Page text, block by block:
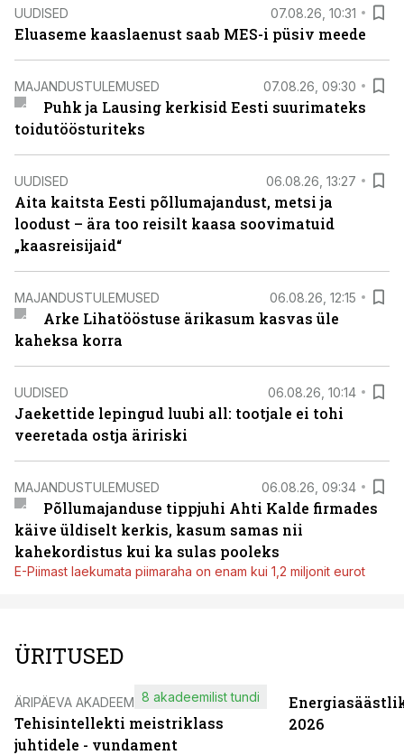
UUDISED 07.08.26, 10:31
Eluaseme kaaslaenust saab MES-i püsiv meede
MAJANDUSTULEMUSED 07.08.26, 09:30
Puhk ja Lausing kerkisid Eesti suurimateks
toidutöösturiteks
UUDISED 06.08.26, 13:27
Aita kaitsta Eesti põllumajandust, metsi ja
loodust – ära too reisilt kaasa soovimatuid
„kaasreisijaid“
MAJANDUSTULEMUSED 06.08.26, 12:15
Arke Lihatööstuse ärikasum kasvas üle
kaheksa korra
UUDISED 06.08.26, 10:14
Jaekettide lepingud luubi all: tootjale ei tohi
veeretada ostja äririski
MAJANDUSTULEMUSED 06.08.26, 09:34
Põllumajanduse tippjuhi Ahti Kalde firmades
käive üldiselt kerkis, kasum samas nii
kahekordistus kui ka sulas pooleks
E-Piimast laekumata piimaraha on enam kui 1,2 miljonit eurot
ÜRITUSED
ÄRIPÄEVA AKADEEMIA
Tehisintellekti meistriklass
juhtidele - vundament
8 akadeemilist tundi
2026